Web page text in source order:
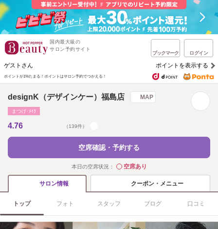
国内最大級の
サロン予約サイト
ブックマーク ログイン
ゲストさん ポイントを表示する
ポイントが1%たまる！ ポイントはサロン予約でつかえる！
designK（デザインケー）福島店 MAP
まつげ･ﾒｲｸ
4.76 （139件）
空席確認・予約する
本日の空席状況： ◯空席あり
サロン情報 クーポン・メニュー
トップ フォト スタッフ ブログ 口コミ